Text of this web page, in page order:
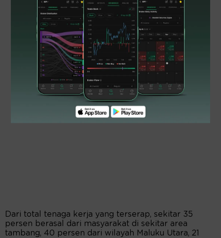
Dari total tenaga kerja yang terserap, sekitar 35
persen berasal dari masyarakat di sekitar area
tambang, 40 persen dari wilayah Maluku Utara, 21